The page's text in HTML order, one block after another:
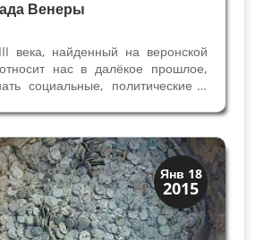
Венеры
века, найденный на веронской
нас в далёкое прошлое,
социальные, политические и
старые монеты из клада
к эпохе Гордиано III(238-
Дечио...
Янв 18
2015
История
и медали